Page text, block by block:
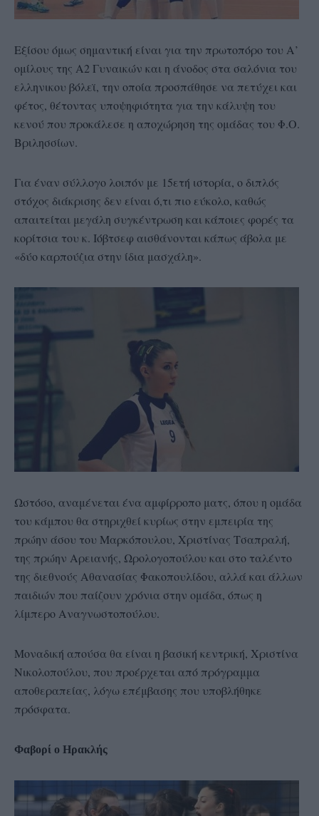
Εξίσου όμως σημαντική είναι για την πρωτοπόρο του Α’
ομίλους της Α2 Γυναικών και η άνοδος στα σαλόνια του
ελληνικου βόλεϊ, την οποία προσπάθησε να πετύχει και
φέτος, θέτοντας υποψηφιότητα για την κάλυψη του
κενού που προκάλεσε η αποχώρηση της ομάδας του Φ.Ο.
Βριλησσίων.
Για έναν σύλλογο λοιπόν με 15ετή ιστορία, ο διπλός
στόχος διάκρισης δεν είναι ό,τι πιο εύκολο, καθώς
απαιτείται μεγάλη συγκέντρωση και κάποιες φορές τα
κορίτσια του κ. Ιόβτσεφ αισθάνονται κάπως άβολα με
«δύο καρπούζια στην ίδια μασχάλη».
Ωστόσο, αναμένεται ένα αμφίρροπο ματς, όπου η ομάδα
του κάμπου θα στηριχθεί κυρίως στην εμπειρία της
πρώην άσου του Μαρκόπουλου, Χριστίνας Τσαπραλή,
της πρώην Αρειανής, Ωρολογοπούλου και στο ταλέντο
της διεθνούς Αθανασίας Φακοπουλίδου, αλλά και άλλων
παιδιών που παίζουν χρόνια στην ομάδα, όπως η
λίμπερο Αναγνωστοπούλου.
Μοναδική απούσα θα είναι η βασική κεντρική, Χριστίνα
Νικολοπούλου, που προέρχεται από πρόγραμμα
αποθεραπείας, λόγω επέμβασης που υποβλήθηκε
πρόσφατα.
Φαβορί ο Ηρακλής